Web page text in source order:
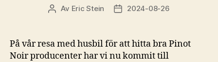
Inläggsförfattare
Av Eric Stein Inläggsdatum
2024-08-26
På vår resa med husbil för att hitta bra Pinot
Noir producenter har vi nu kommit till